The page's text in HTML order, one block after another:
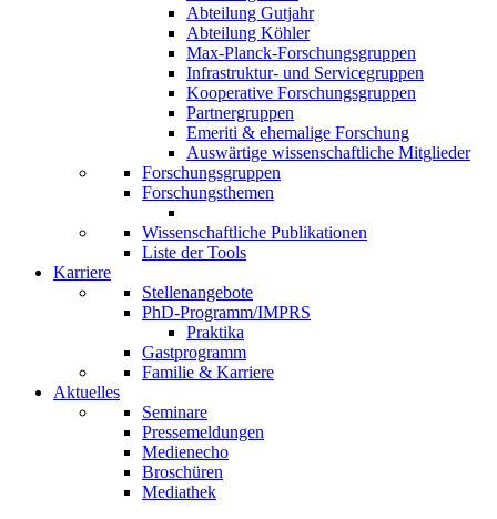
Abteilung Gutjahr
Abteilung Köhler
Max-Planck-Forschungsgruppen
Infrastruktur- und Servicegruppen
Kooperative Forschungsgruppen
Partnergruppen
Emeriti & ehemalige Forschung
Auswärtige wissenschaftliche Mitglieder
Forschungsgruppen
Forschungsthemen
Wissenschaftliche Publikationen
Liste der Tools
Karriere
Stellenangebote
PhD-Programm/IMPRS
Praktika
Gastprogramm
Familie & Karriere
Aktuelles
Seminare
Pressemeldungen
Medienecho
Broschüren
Mediathek